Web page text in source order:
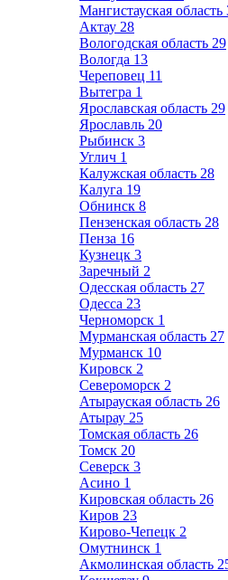
Мангистауская область
Актау 28
Вологодская область 29
Вологда 13
Череповец 11
Вытегра 1
Ярославская область 29
Ярославль 20
Рыбинск 3
Углич 1
Калужская область 28
Калуга 19
Обнинск 8
Пензенская область 28
Пенза 16
Кузнецк 3
Заречный 2
Одесская область 27
Одесса 23
Черноморск 1
Мурманская область 27
Мурманск 10
Кировск 2
Североморск 2
Атырауская область 26
Атырау 25
Томская область 26
Томск 20
Северск 3
Асино 1
Кировская область 26
Киров 23
Кирово-Чепецк 2
Омутнинск 1
Акмолинская область